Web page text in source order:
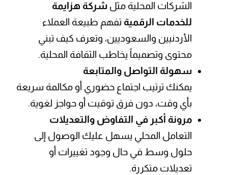
الشركات المحلية مثلشركة هزايمة
للخدمات الرقمية تفهم طبيعة العملاء
الأردنيين والسعوديين، وتعرف كيف تبني
محتوى وتصميماً يخاطب الثقافة المحلية.
سهولة التواصل والمتابعة
يمكنك ترتيب اجتماع حضوري أو مكالمة سريعة
بأي وقت، دون فرق توقيت أو حواجز لغوية.
مرونة أكبر في التفاوض والتعديلات
التعامل المحلي يسهل عليك الوصول إلى
حلول وسط في حال وجود تغييرات أو
تعديلات متكررة.